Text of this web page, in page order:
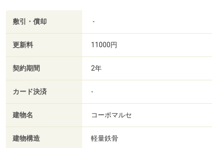
敷引・償却 -
更新料 11000円
契約期間 2年
カード決済 -
建物名 コーポマルセ
建物構造 軽量鉄骨